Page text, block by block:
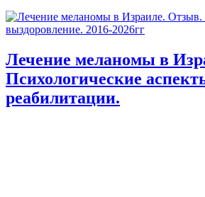
Лечение меланомы в
Психологические
реабилитации.